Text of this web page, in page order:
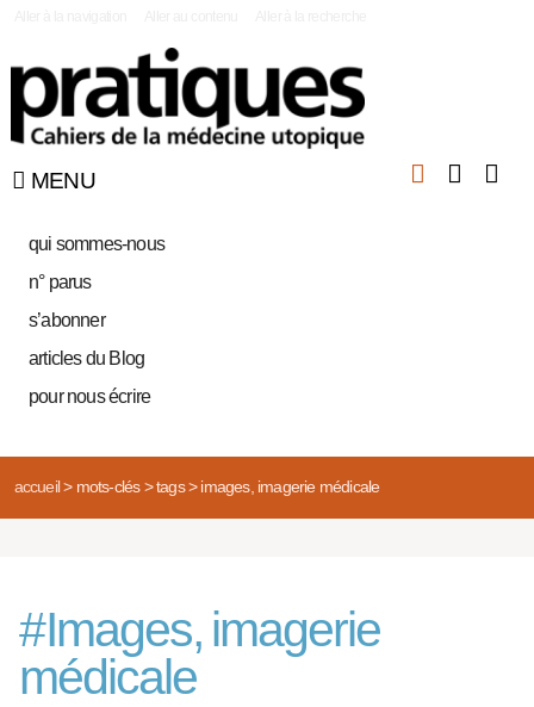
MENU
qui sommes-nous
n° parus
s’abonner
articles du Blog
pour nous écrire
accueil> mots-clés> tags> images, imagerie médicale
#Images, imagerie
médicale